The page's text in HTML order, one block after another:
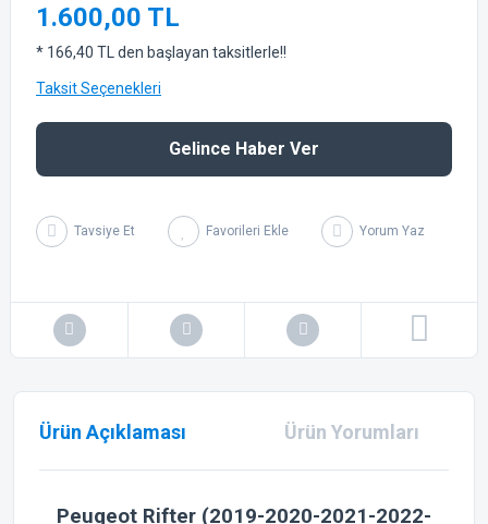
1.600,00 TL
* 166,40 TL den başlayan taksitlerle!!
Taksit Seçenekleri
Gelince Haber Ver
Tavsiye Et Yorum Yaz
Ürün Açıklaması Ürün Yorumları
Peugeot Rifter (2019-2020-2021-2022-